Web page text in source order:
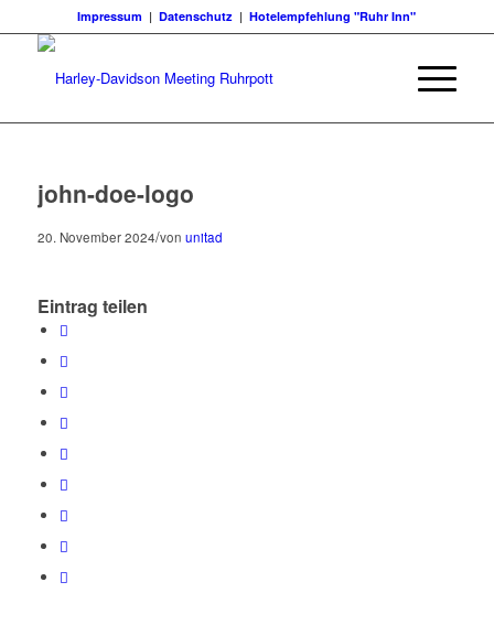
Impressum |Datenschutz |Hotelempfehlung "Ruhr Inn"
john-doe-logo
20. November 2024/von unitad
Eintrag teilen